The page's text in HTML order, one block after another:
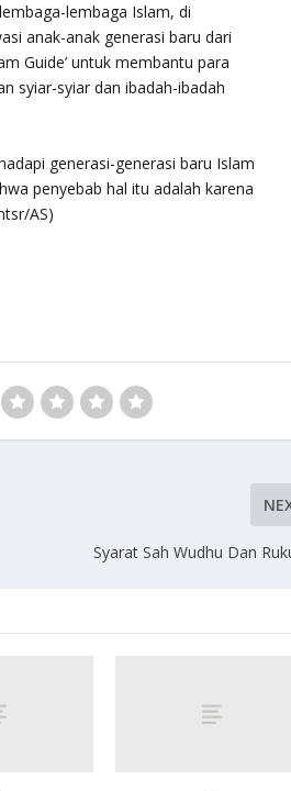
lembaga Islam, di
anak-anak generasi baru dari
Guide’ untuk membantu para
syiar-syiar dan ibadah-ibadah
generasi-generasi baru Islam
penyebab hal itu adalah karena
AS)
Syarat Sah Wudhu Dan